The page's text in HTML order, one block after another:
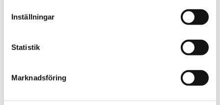
Inställningar
Statistik
Marknadsföring
Driva egen 7-Eleven